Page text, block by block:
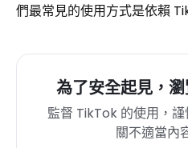
們最常見的使用方式是依賴
為了安全起見，
監督 TikTok 的使用，
關不適當內